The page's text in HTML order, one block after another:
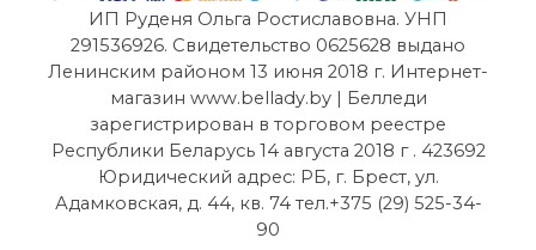
ИП Руденя Ольга Ростиславовна. УНП
291536926. Свидетельство 0625628 выдано
Ленинским районом 13 июня 2018 г. Интернет-
магазин www.bellady.by | Белледи
зарегистрирован в торговом реестре
Республики Беларусь 14 августа 2018 г . 423692
Юридический адрес: РБ, г. Брест, ул.
Адамковская, д. 44, кв. 74 тел.+375 (29) 525-34-
90